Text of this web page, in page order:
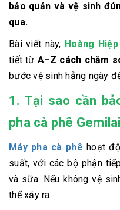
bảo quản và vệ sinh
qua.
Bài viết này, Hoàng
tiết từ A–Z cách chăm
bước vệ sinh hằng ngày
1. Tại sao cần
pha cà phê
Máy pha cà phê hoạt
suất, với các bộ phận
và sữa. Nếu không vệ
thể xảy ra: